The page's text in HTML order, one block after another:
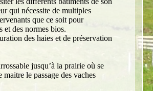
qui nécessite de multiples
que ce soit pour
et des normes bios.
des haies et de préservation
jusqu’à la prairie où se
le passage des vaches